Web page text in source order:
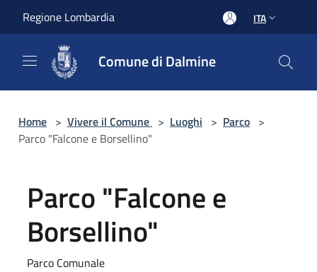
Regione Lombardia ITA
Comune di Dalmine
Home > Vivere il Comune > Luoghi > Parco >
Parco "Falcone e Borsellino"
Parco "Falcone e
Borsellino"
Parco Comunale